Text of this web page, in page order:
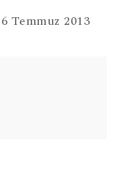
Temmuz 2013